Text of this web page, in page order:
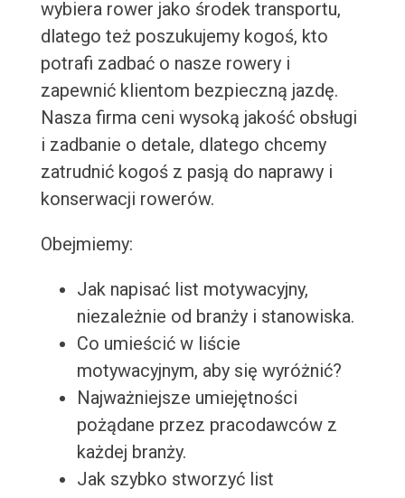
wybiera rower jako środek transportu,
dlatego też poszukujemy kogoś, kto
potrafi zadbać o nasze rowery i
zapewnić klientom bezpieczną jazdę.
Nasza firma ceni wysoką jakość obsługi
i zadbanie o detale, dlatego chcemy
zatrudnić kogoś z pasją do naprawy i
konserwacji rowerów.
Obejmiemy:
Jak napisać list motywacyjny,
niezależnie od branży i stanowiska.
Co umieścić w liście
motywacyjnym, aby się wyróżnić?
Najważniejsze umiejętności
pożądane przez pracodawców z
każdej branży.
Jak szybko stworzyć list